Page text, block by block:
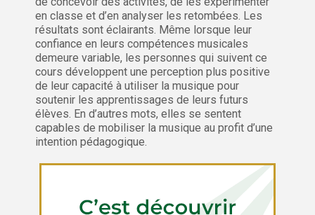
en classe et d’en analyser les retombées. Les
résultats sont éclairants. Même lorsque leur
confiance en leurs compétences musicales
demeure variable, les personnes qui suivent ce
cours développent une perception plus positive
de leur capacité à utiliser la musique pour
soutenir les apprentissages de leurs futurs
élèves. En d’autres mots, elles se sentent
capables de mobiliser la musique au profit d’une
intention pédagogique.